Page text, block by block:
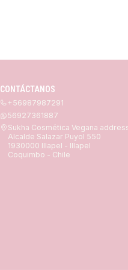
CONTÁCTANOS
+56987987291
56927361887
Sukha Cosmética Vegana
Alcalde Salazar Puyol 550
1930000 Illapel - Illapel
Coquimbo - Chile